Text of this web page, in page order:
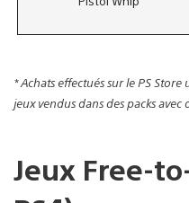
* Achats effectués sur le PS
jeux vendus dans des packs
Jeux Free-